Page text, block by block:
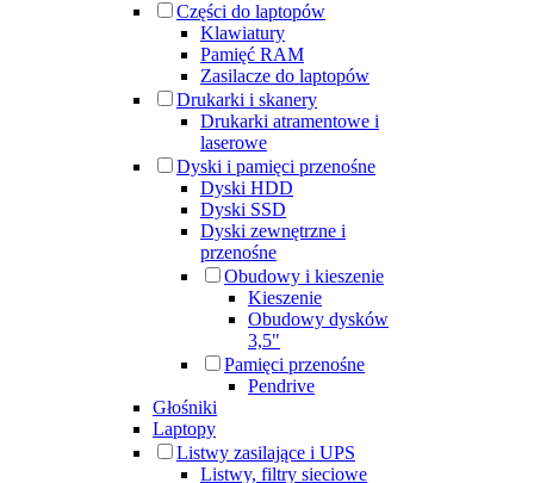
Części do laptopów
Klawiatury
Pamięć RAM
Zasilacze do laptopów
Drukarki i skanery
Drukarki atramentowe i
laserowe
Dyski i pamięci przenośne
Dyski HDD
Dyski SSD
Dyski zewnętrzne i
przenośne
Obudowy i kieszenie
Kieszenie
Obudowy dysków
3,5"
Pamięci przenośne
Pendrive
Głośniki
Laptopy
Listwy zasilające i UPS
Listwy, filtry sieciowe